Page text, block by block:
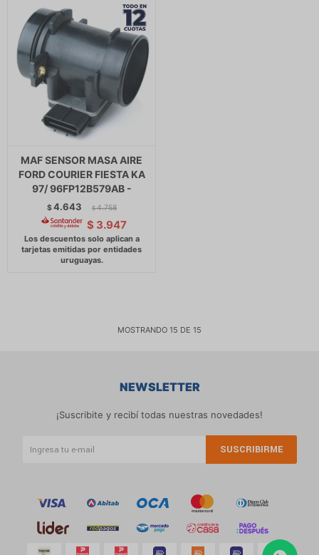
MAF SENSOR MASA AIRE
FORD COURIER FIESTA KA
97/ 96FP12B579AB -
$4.643 $ 4.758
$ 3.947
MOSTRANDO 15 DE 15
NEWSLETTER
¡Suscribite y recibí todas nuestras novedades!
SUSCRIBIRME